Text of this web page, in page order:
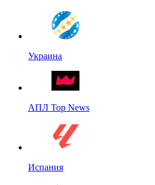
Украина
АПЛ Top News
Испания